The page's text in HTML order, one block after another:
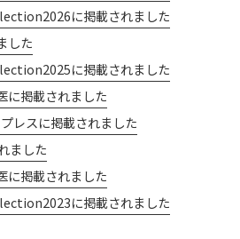
に掲載されました
した
に掲載されました
に掲載されました
レスに掲載されました
ました
に掲載されました
に掲載されました